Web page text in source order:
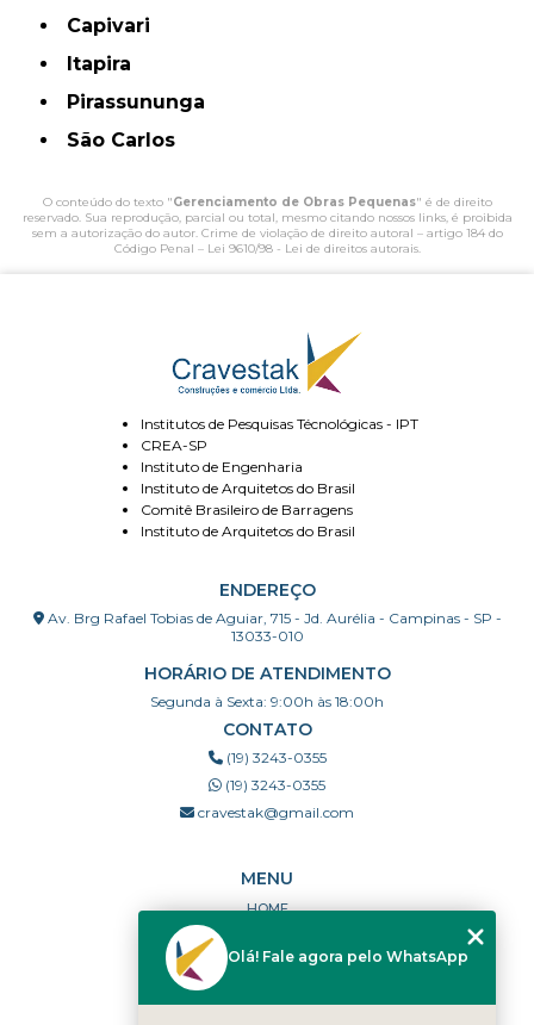
Capivari
Itapira
Pirassununga
São Carlos
O conteúdo do texto "Gerenciamento de Obras Pequenas" é de direito
reservado. Sua reprodução, parcial ou total, mesmo citando nossos links, é proibida
sem a autorização do autor. Crime de violação de direito autoral – artigo 184 do
Código Penal – Lei 9610/98 - Lei de direitos autorais.
Institutos de Pesquisas Técnológicas - IPT
CREA-SP
Instituto de Engenharia
Instituto de Arquitetos do Brasil
Comitê Brasileiro de Barragens
Instituto de Arquitetos do Brasil
ENDEREÇO
Av. Brg Rafael Tobias de Aguiar, 715 - Jd. Aurélia - Campinas - SP -
13033-010
HORÁRIO DE ATENDIMENTO
Segunda à Sexta: 9:00h às 18:00h
CONTATO
(19) 3243-0355
(19) 3243-0355
cravestak@gmail.com
MENU
HOME
PORTFÓLIO
DÚVIDAS FREQUENTES
Olá! Fale agora pelo WhatsApp